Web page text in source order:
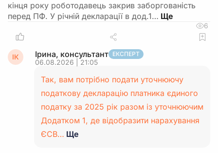
кінця року роботодавець закрив заборгованість
перед ПФ. У річній декларації в дод.1…
6
ІК Ірина, консультант ЕКСПЕРТ
06.08.2026 | 21:05
Так, вам потрібно подати уточнюючу
податкову декларацію платника єдиного
податку за 2025 рік разом із уточнюючим
Додатком 1, де відобразити нарахування
ЄСВ… Ще